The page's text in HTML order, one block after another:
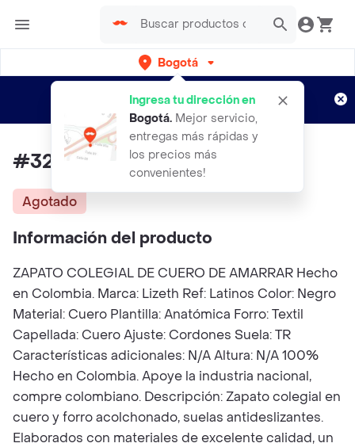
Bogotá
Ingresa tu dirección en
Bogotá. Mejor servicio,
entregas más rápidas y
los precios más
convenientes!
envíos gratis por semanas
Aplican TyC
#32 Zapatos Colegiales Niños
Agotado
Información del producto
ZAPATO COLEGIAL DE CUERO DE AMARRAR Hecho
en Colombia. Marca: Lizeth Ref: Latinos Color: Negro
Material: Cuero Plantilla: Anatómica Forro: Textil
Capellada: Cuero Ajuste: Cordones Suela: TR
Características adicionales: N/A Altura: N/A 100%
Hecho en Colombia. Apoye la industria nacional,
compre colombiano. Descripción: Zapato colegial en
cuero y forro acolchonado, suelas antideslizantes.
Elaborados con materiales de excelente calidad, un